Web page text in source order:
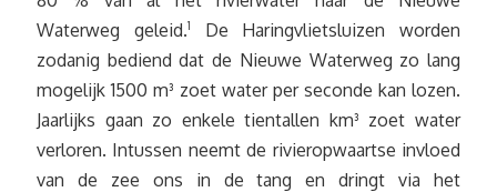
Waterweg geleid.1
De Haringvlietsluizen worden
zodanig bediend dat de Nieuwe Waterweg zo lang
mogelijk 1500 m³ zoet water per seconde kan lozen.
Jaarlijks gaan zo enkele tientallen km³ zoet water
verloren. Intussen neemt de rivieropwaartse invloed
van de zee ons in de tang en dringt via het